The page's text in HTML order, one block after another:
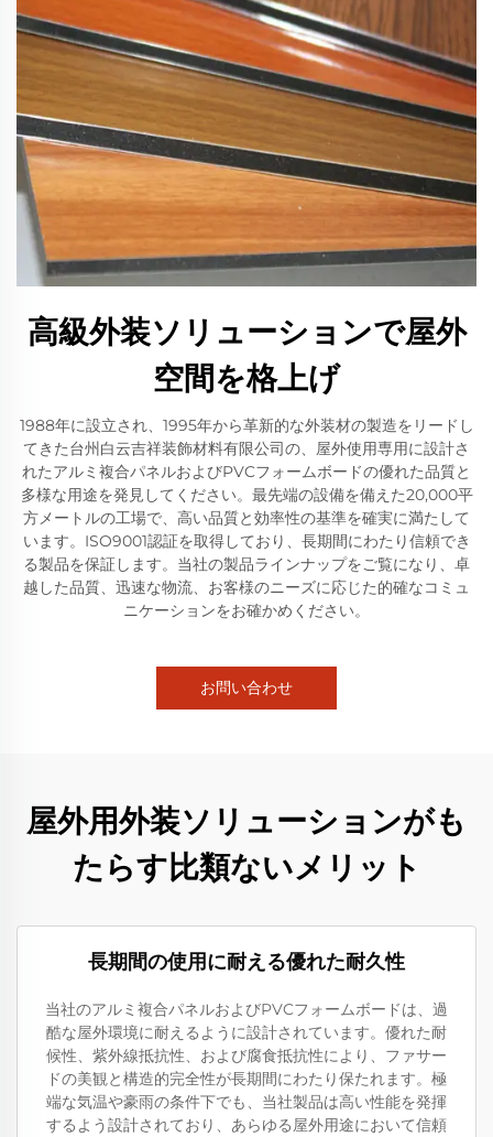
高級外装ソリューションで屋外
空間を格上げ
1988年に設立され、1995年から革新的な外装材の製造をリードし
てきた台州白云吉祥装飾材料有限公司の、屋外使用専用に設計さ
れたアルミ複合パネルおよびPVCフォームボードの優れた品質と
多様な用途を発見してください。最先端の設備を備えた20,000平
方メートルの工場で、高い品質と効率性の基準を確実に満たして
います。ISO9001認証を取得しており、長期間にわたり信頼でき
る製品を保証します。当社の製品ラインナップをご覧になり、卓
越した品質、迅速な物流、お客様のニーズに応じた的確なコミュ
ニケーションをお確かめください。
お問い合わせ
屋外用外装ソリューションがも
たらす比類ないメリット
長期間の使用に耐える優れた耐久性
当社のアルミ複合パネルおよびPVCフォームボードは、過
酷な屋外環境に耐えるように設計されています。優れた耐
候性、紫外線抵抗性、および腐食抵抗性により、ファサー
ドの美観と構造的完全性が長期間にわたり保たれます。極
端な気温や豪雨の条件下でも、当社製品は高い性能を発揮
するよう設計されており、あらゆる屋外用途において信頼